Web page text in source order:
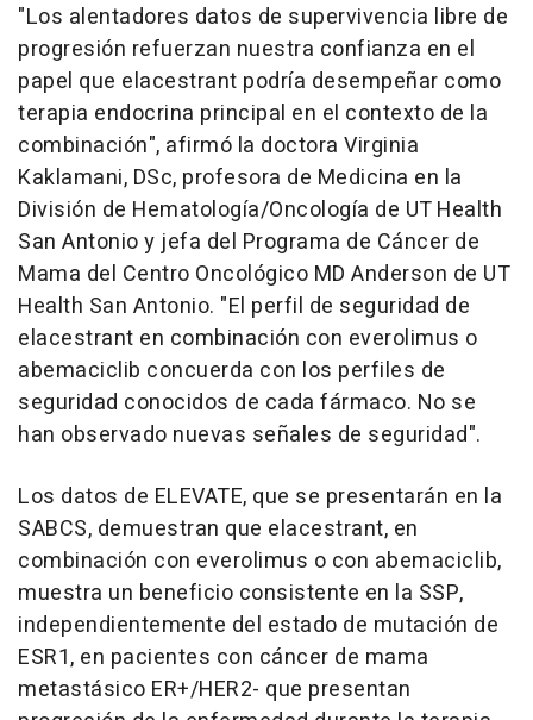
"Los alentadores datos de supervivencia libre de
progresión refuerzan nuestra confianza en el
papel que elacestrant podría desempeñar como
terapia endocrina principal en el contexto de la
combinación", afirmó la doctora Virginia
Kaklamani, DSc, profesora de Medicina en la
División de Hematología/Oncología de UT Health
San Antonio y jefa del Programa de Cáncer de
Mama del Centro Oncológico MD Anderson de UT
Health San Antonio. "El perfil de seguridad de
elacestrant en combinación con everolimus o
abemaciclib concuerda con los perfiles de
seguridad conocidos de cada fármaco. No se
han observado nuevas señales de seguridad".
Los datos de ELEVATE, que se presentarán en la
SABCS, demuestran que elacestrant, en
combinación con everolimus o con abemaciclib,
muestra un beneficio consistente en la SSP,
independientemente del estado de mutación de
ESR1, en pacientes con cáncer de mama
metastásico ER+/HER2- que presentan